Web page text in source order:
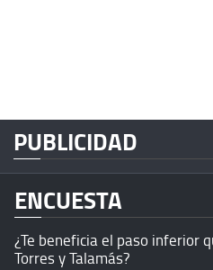
PUBLICIDAD
ENCUESTA
¿Te beneficia el paso inferior
Torres y Talamás?